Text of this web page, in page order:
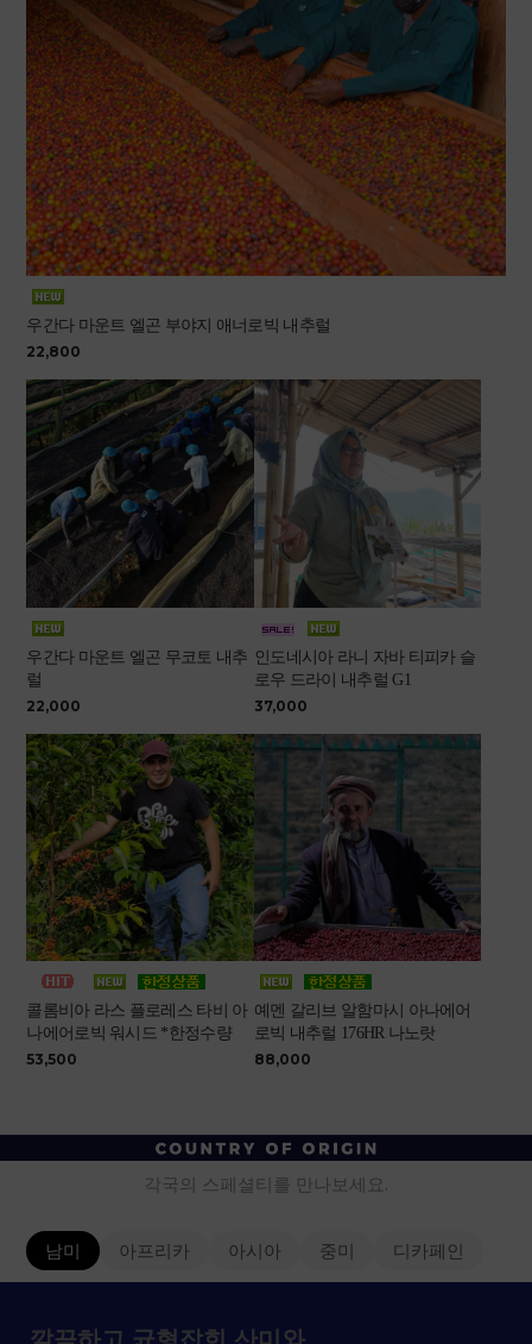
우간다 마운트 엘곤 부야지 애너로빅 내추럴
22,800
우간다 마운트 엘곤 무코토 내추
럴
22,000
인도네시아 라니 자바 티피카 슬
로우 드라이 내추럴 G1
37,000
콜롬비아 라스 플로레스 타비 아
나에어로빅 워시드 *한정수량
53,500
예멘 갈리브 알함마시 아나에어
로빅 내추럴 176HR 나노랏
88,000
각국의 스페셜티를 만나보세요.
남미 아프리카 아시아 중미 디카페인